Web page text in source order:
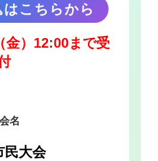
こちらから
金）12:00まで受
名
民大会